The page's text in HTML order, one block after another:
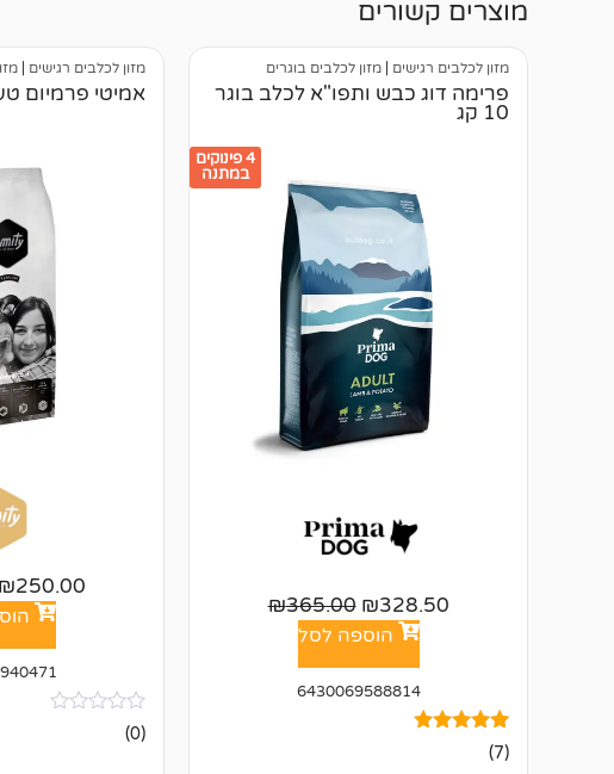
מוצרים קשורים
מזון לכלבים רגישים מזון לכלבים בוגרים
פרימה דוג כבש ותפו"א לכלב בוגר
10 קג
4 פינוקים
במתנה
₪328.50
₪365.00
הוספה לסל
6430069588814
מדורגים
4.86
7(7)
מזון לכלבים רגישים
אמיטי פרמיום טעם
₪250.00
אין
ביקורות
(0)